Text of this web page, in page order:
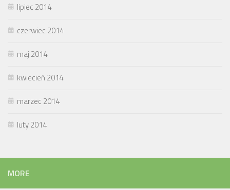
lipiec 2014
czerwiec 2014
maj 2014
kwiecień 2014
marzec 2014
luty 2014
MORE